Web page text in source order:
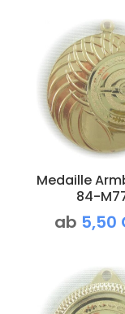
Medaille
84-
ab 5,50